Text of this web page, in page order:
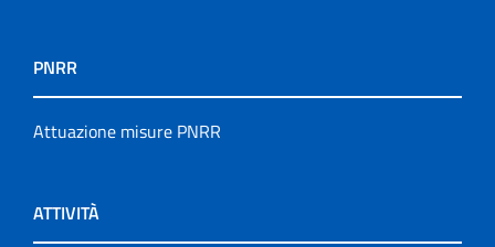
PNRR
Attuazione misure PNRR
ATTIVITÀ